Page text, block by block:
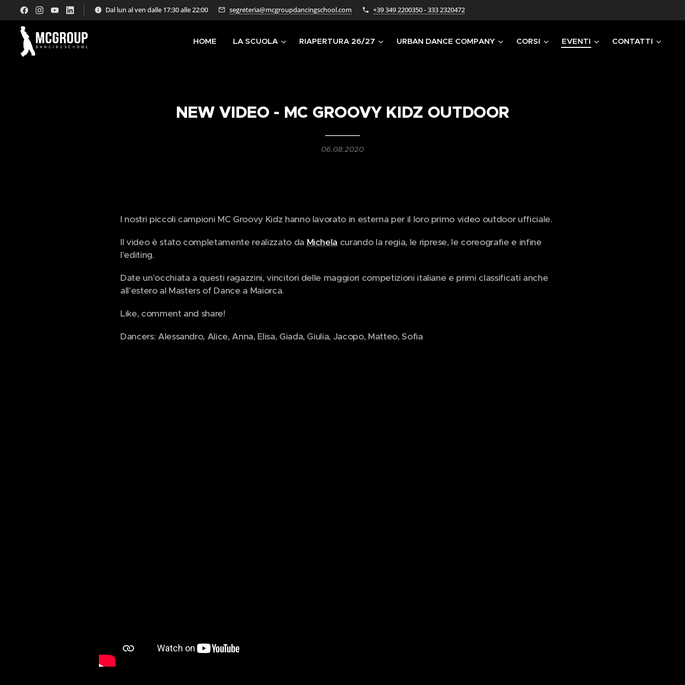
Dal lun al ven dalle 17:30 alle 22:00 segreteria@mcgroupdancingschool.com +39 349 2200350 - 333 2320472
HOME LA SCUOLA RIAPERTURA 26/27 URBAN DANCE COMPANY CORSI EVENTI CONTATTI
NEW VIDEO - MC GROOVY KIDZ OUTDOOR
06.08.2020
I nostri piccoli campioni MC Groovy Kidz hanno lavorato in esterna per il loro primo video outdoor ufficiale.
Il video è stato completamente realizzato da Michela curando la regia, le riprese, le coreografie e infine
l'editing.
Date un'occhiata a questi ragazzini, vincitori delle maggiori competizioni italiane e primi classificati anche
all'estero al Masters of Dance a Maiorca.
Like, comment and share!
Dancers: Alessandro, Alice, Anna, Elisa, Giada, Giulia, Jacopo, Matteo, Sofia